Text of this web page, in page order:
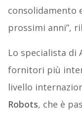
consolidamento
prossimi anni”,
Lo specialista di
fornitori più
livello
Robots, che è